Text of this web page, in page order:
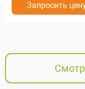
Запросить